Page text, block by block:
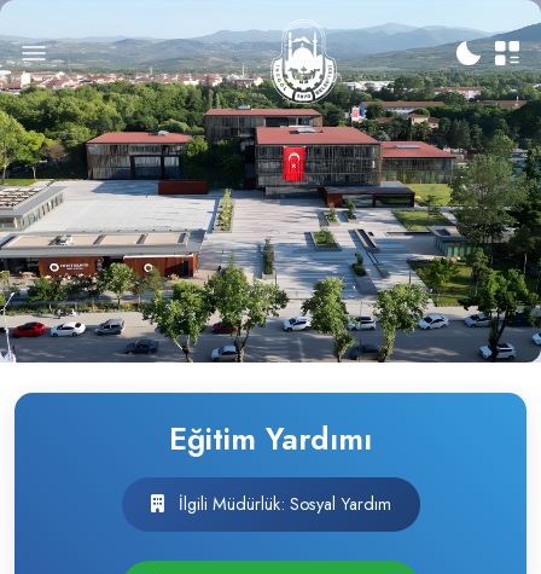
Eğitim Yardımı
İlgili Müdürlük: Sosyal Yardım